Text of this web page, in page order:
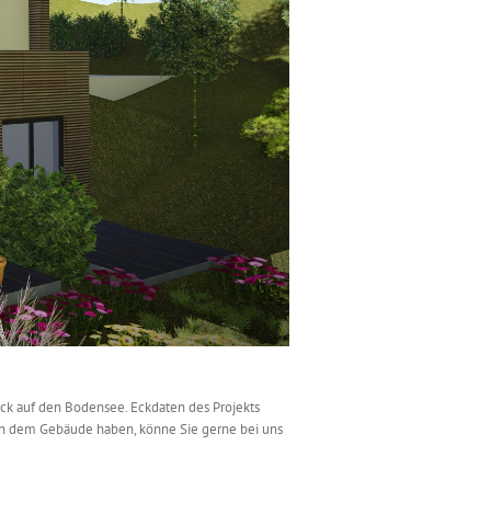
auf den Bodensee. Eckdaten des Projekts
Gebäude haben, könne Sie gerne bei uns